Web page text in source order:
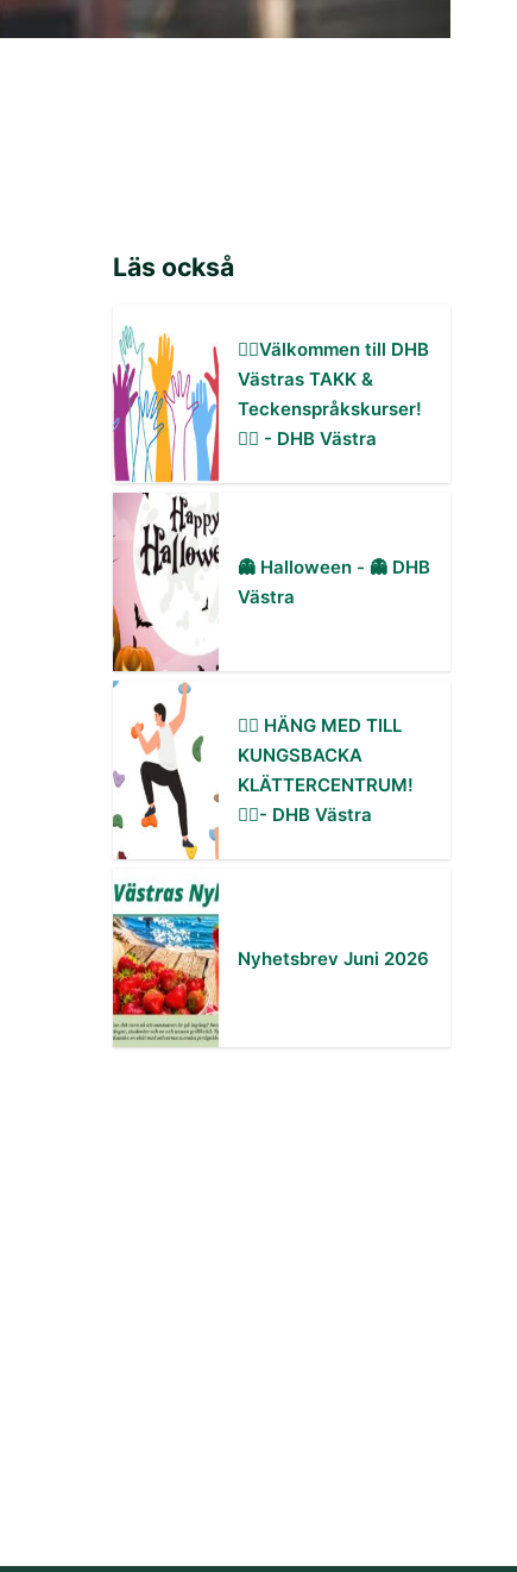
Läs också
✋🏻Välkommen till DHB
Västras TAKK &
Teckenspråkskurser!
✋🏻 - DHB Västra
👻 Halloween - 👻 DHB
Västra
🧗‍♀️ HÄNG MED TILL
KUNGSBACKA
KLÄTTERCENTRUM!
🧗‍♂️- DHB Västra
Nyhetsbrev Juni 2026